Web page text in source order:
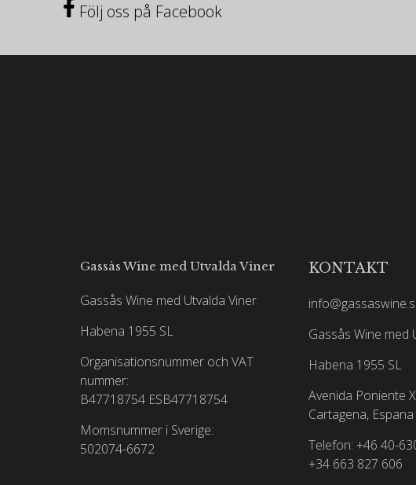
Följ oss på Facebook
Gassås Wine med Utvalda Viner
Gassås Wine med Utvalda Viner
Habena 1955 SL
Organisationsnummer och VAT
nummer:
B47718754 ESB47718754
Momsnummer i Sverige:
502074-6672
KONTAKT
Gassås Wine med
Habena 1955 SL
Avenida Poniente
Cartagena, Espana
Telefon: +46 40-
+34 663 827 606